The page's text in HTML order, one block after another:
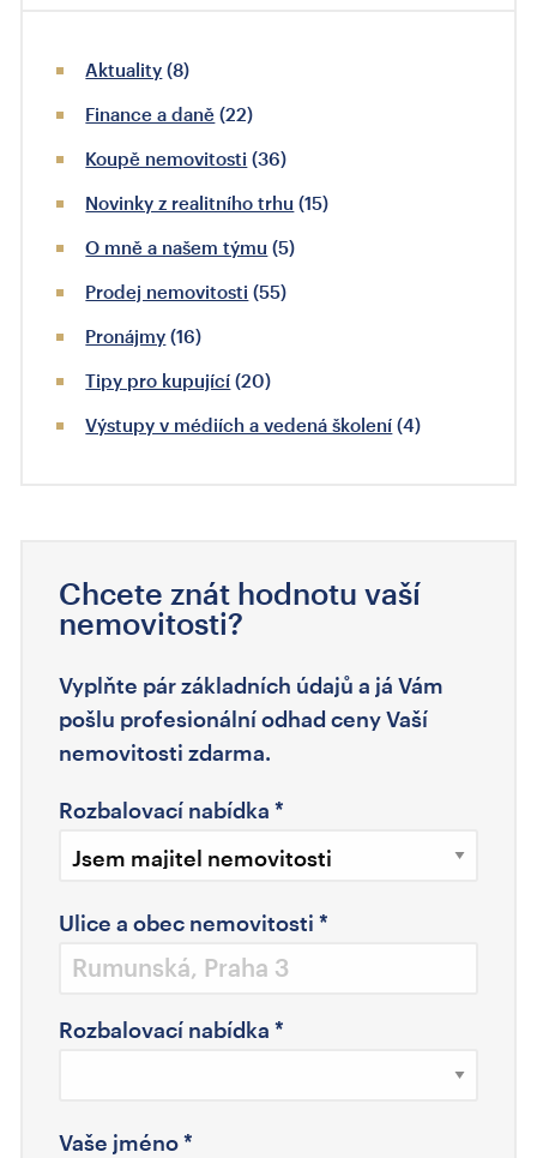
Aktuality (8)
Finance a daně (22)
Koupě nemovitosti (36)
Novinky z realitního trhu (15)
O mně a našem týmu (5)
Prodej nemovitosti (55)
Pronájmy (16)
Tipy pro kupující (20)
Výstupy v médiích a vedená školení (4)
Chcete znát hodnotu vaší
nemovitosti?
Vyplňte pár základních údajů a já Vám
pošlu profesionální odhad ceny Vaší
nemovitosti zdarma.
Rozbalovací nabídka *
Ulice a obec nemovitosti *
Rozbalovací nabídka *
Vaše jméno*